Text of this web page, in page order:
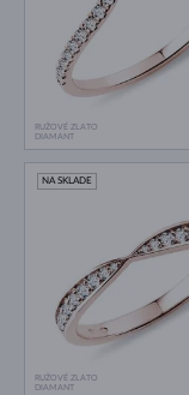
RUŽOVÉ ZLATO
DIAMANT
RUŽOVÉ ZLATO
DIAMANT
NA SKLADE